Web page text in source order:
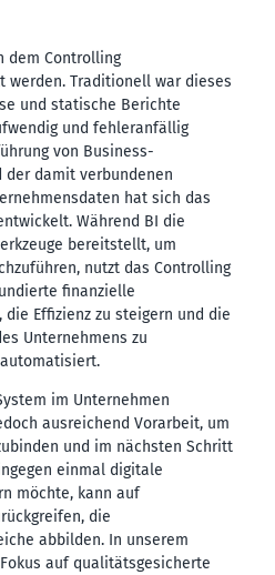
dem Controlling
werden. Traditionell war dieses
und statische Berichte
und fehleranfällig
von Business-
der damit verbundenen
hat sich das
Während BI die
bereitstellt, um
nutzt das Controlling
finanzielle
Effizienz zu steigern und die
Unternehmens zu
im Unternehmen
ausreichend Vorarbeit, um
und im nächsten Schritt
einmal digitale
möchte, kann auf
die
abbilden. In unserem
auf qualitätsgesicherte